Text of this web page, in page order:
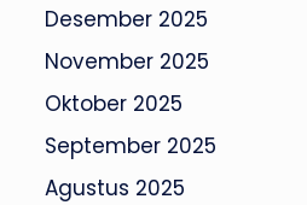
Desember 2025
November 2025
Oktober 2025
September 2025
Agustus 2025